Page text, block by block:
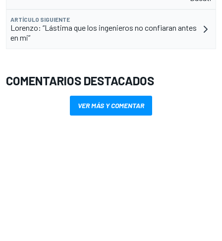
ARTÍCULO SIGUIENTE
Lorenzo: “Lástima que los ingenieros no confiaran antes
en mi”
COMENTARIOS DESTACADOS
VER MÁS Y COMENTAR